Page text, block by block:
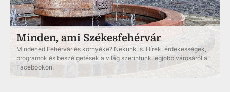
Minden, ami Székesfehérvár
Mindened Fehérvár és környéke? Nekünk is. Hírek, érdekességek,
programok és beszélgetések a világ szerintünk legjobb városáról a
Facebookon.